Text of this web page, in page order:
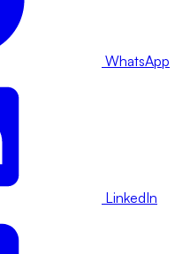
WhatsApp
LinkedIn